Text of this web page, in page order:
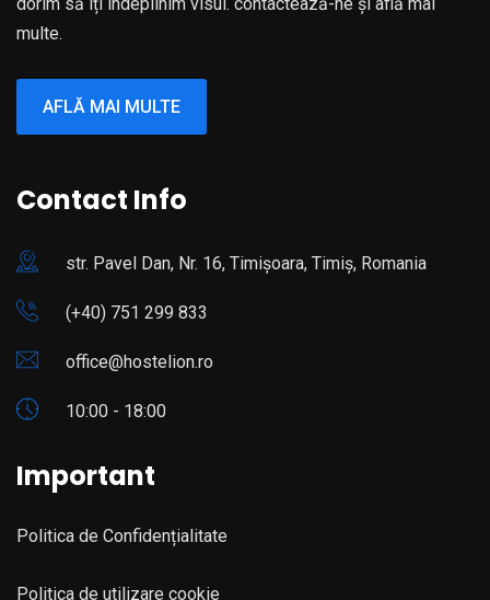
multe.
AFLĂ MAI MULTE
Contact Info
str. Pavel Dan, Nr. 16, Timișoara, Timiș, Romania
(+40) 751 299 833
office@hostelion.ro
10:00 - 18:00
Important
Politica de Confidențialitate
Politica de utilizare cookie